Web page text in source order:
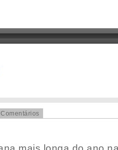
Comentários